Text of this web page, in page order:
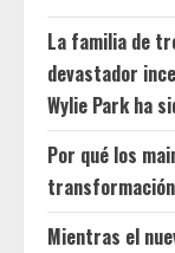
La familia de
devastador
Wylie Park ha
Por qué los
Mientras el